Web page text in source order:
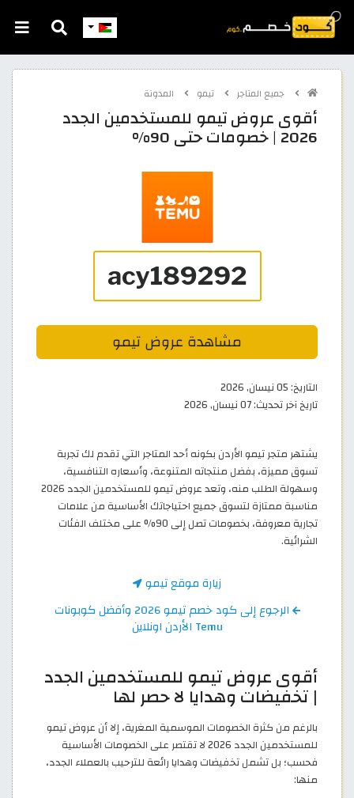
جميع المتاجر تيمو المدونة
أقوى عروض تيمو للمستخدمين الجدد
2026 | خصومات حتى 90%
مشاهدة عروض تيمو
التاريخ:05 نيسان, 2026
تاريخ آخر تحديث:07 نيسان, 2026
يشتهر متجر تيمو الأردن بكونه أحد المتاجر التي تقدم لك تجربة
تسوق مميزة، بفضل منتجاته المتنوعة، وأسعاره التنافسية،
وسهولة الطلب منه، وتعد عروض تيمو للمستخدمين الجدد 2026
مناسبة ممتازة لتسوق جميع احتياجاتك الأساسية من علامات
تجارية معروفة، بخصومات تصل إلى 90% على مختلف الفئات
الشرائية.
زيارة موقع تيمو
الرجوع إلى كود خصم تيمو 2026 وأفضل كوبونات
Temu الأردن اونلاين
أقوى عروض تيمو للمستخدمين الجدد
| تخفيضات وهدايا لا حصر لها
بالرغم من كثرة الخصومات الموسمية المغرية، إلا أن عروض تيمو
للمستخدمين الجدد 2026 لا تقتصر على الخصومات الأساسية
فحسب؛ بل تشمل تخفيضات وهدايا رائعة للترحيب بالعملاء الجدد،
منها: